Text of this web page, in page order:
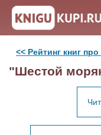
<< Рейтинг книг
"Шестой